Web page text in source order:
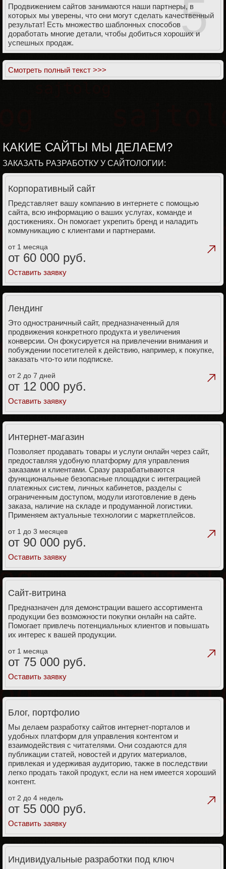
5
Продвижением сайтов занимаются наши партнеры, в
которых мы уверены, что они могут сделать качественный
результат! Есть множество шаблонных способов
доработать многие детали, чтобы добиться хороших и
успешных продаж.
Смотреть полный текст >>>
КАКИЕ САЙТЫ МЫ ДЕЛАЕМ?
ЗАКАЗАТЬ РАЗРАБОТКУ У САЙТОЛОГИИ:
Корпоративный сайт
Представляет вашу компанию в интернете с помощью
сайта, всю информацию о ваших услугах, команде и
достижениях. Он помогает укрепить бренд и наладить
коммуникацию с клиентами и партнерами.
от 1 месяца
от 60 000 руб.
Оставить заявку
Лендинг
Это одностраничный сайт, предназначенный для
продвижения конкретного продукта и увеличения
конверсии. Он фокусируется на привлечении внимания и
побуждении посетителей к действию, например, к покупке,
заказать что-то или подписке.
от 2 до 7 дней
от 12 000 руб.
Оставить заявку
Интернет-магазин
Позволяет продавать товары и услуги онлайн через сайт,
предоставляя удобную платформу для управления
заказами и клиентами. Сразу разрабатываются
функциональные безопасные площадки с интеграцией
платежных систем, личных кабинетов, разделы с
ограниченным доступом, модули изготовление в день
заказа, наличие на складе и продуманной логистики.
Применяем актуальные технологии с маркетплейсов.
от 1 до 3 месяцев
от 90 000 руб.
Оставить заявку
Сайт-витрина
Предназначен для демонстрации вашего ассортимента
продукции без возможности покупки онлайн на сайте.
Помогает привлечь потенциальных клиентов и повышать
их интерес к вашей продукции.
от 1 месяца
от 75 000 руб.
Оставить заявку
Блог, портфолио
Мы делаем разработку сайтов интернет-порталов и
удобных платформ для управления контентом и
взаимодействия с читателями. Они создаются для
публикации статей, новостей и других материалов,
привлекая и удерживая аудиторию, также в последствии
легко продать такой продукт, если на нем имеется хороший
контент.
от 2 до 4 недель
от 55 000 руб.
Оставить заявку
Индивидуальные разработки под ключ